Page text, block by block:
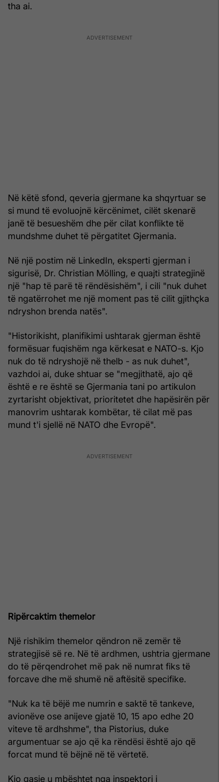
tha ai.
Në këtë sfond, qeveria gjermane ka shqyrtuar se
si mund të evoluojnë kërcënimet, cilët skenarë
janë të besueshëm dhe për cilat konflikte të
mundshme duhet të përgatitet Gjermania.
Në një postim në LinkedIn, eksperti gjerman i
sigurisë, Dr. Christian Mölling, e quajti strategjinë
një "hap të parë të rëndësishëm", i cili "nuk duhet
të ngatërrohet me një moment pas të cilit gjithçka
ndryshon brenda natës".
"Historikisht, planifikimi ushtarak gjerman është
formësuar fuqishëm nga kërkesat e NATO-s. Kjo
nuk do të ndryshojë në thelb - as nuk duhet",
vazhdoi ai, duke shtuar se "megjithatë, ajo që
është e re është se Gjermania tani po artikulon
zyrtarisht objektivat, prioritetet dhe hapësirën për
manovrim ushtarak kombëtar, të cilat më pas
mund t'i sjellë në NATO dhe Evropë".
Ripërcaktim themelor
Një rishikim themelor qëndron në zemër të
strategjisë së re. Në të ardhmen, ushtria gjermane
do të përqendrohet më pak në numrat fiks të
forcave dhe më shumë në aftësitë specifike.
"Nuk ka të bëjë me numrin e saktë të tankeve,
avionëve ose anijeve gjatë 10, 15 apo edhe 20
viteve të ardhshme", tha Pistorius, duke
argumentuar se ajo që ka rëndësi është ajo që
forcat mund të bëjnë në të vërtetë.
Kjo qasje u mbështet nga inspektori i